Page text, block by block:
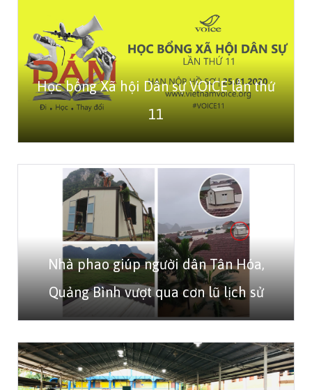
Học bổng Xã hội Dân sự VOICE lần thứ
11
Nhà phao giúp người dân Tân Hóa,
Quảng Bình vượt qua cơn lũ lịch sử